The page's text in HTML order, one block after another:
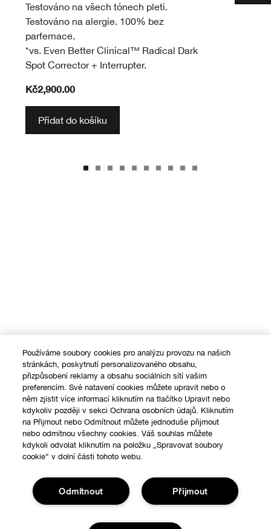
Testováno na všech tónech pleti.
Testováno na alergie. 100% bez
parfemace.
*vs. Even Better Clinical™ Radical Dark
Spot Corrector + Interrupter.
Kč2,900.00
Přidat do košíku
Používáme soubory cookies pro analýzu provozu na našich
stránkách, poskytnutí personalizovaného obsahu,
přizpůsobení reklamy a obsahu sociálních sítí vašim
preferencím. Své natavení cookies můžete upravit nebo o
něm zjistit více informací kliknutím na tlačítko Upravit nebo
kdykoliv později v sekci Ochrana osobních údajů. Kliknutím
na Přijmout nebo Odmítnout můžete jednoduše přijmout
nebo odmítnou všechny cookies. Váš souhlas můžete
kdykoli odvolat kliknutím na položku „Spravovat soubory
cookie“ v dolní části tohoto webu.
Přijmout
Odmítnout